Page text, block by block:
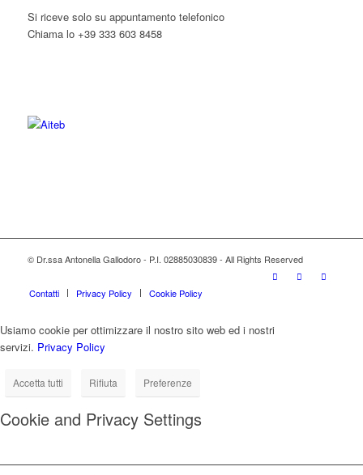
Si riceve solo su appuntamento telefonico
Chiama lo +39 333 603 8458
© Dr.ssa Antonella Gallodoro - P.I. 02885030839 - All Rights Reserved
Contatti Privacy Policy Cookie Policy
Usiamo cookie per ottimizzare il nostro sito web ed i nostri
servizi. Privacy Policy
Accetta tutti Rifiuta Preferenze
Cookie and Privacy Settings